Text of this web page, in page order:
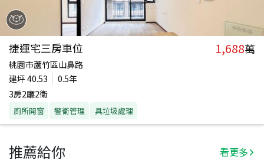
捷運宅三房車位 1,688萬
桃園市蘆竹區山鼻路
建坪 40.53
0.5年
3房2廳2衛
廁所開窗 警衛管理 具垃圾處理
推薦給你 看更多